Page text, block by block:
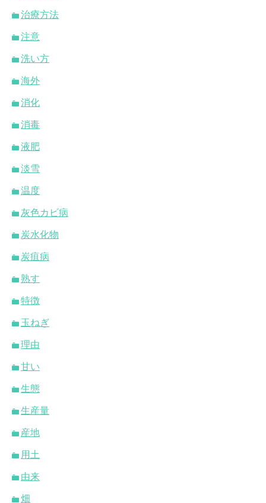
治療方法
注意
洗い方
海外
消化
消毒
液肥
淡雪
温度
灰色カビ病
炭水化物
炭疽病
熟す
特徴
玉ねぎ
理由
甘い
生態
生産量
産地
用土
由来
畑